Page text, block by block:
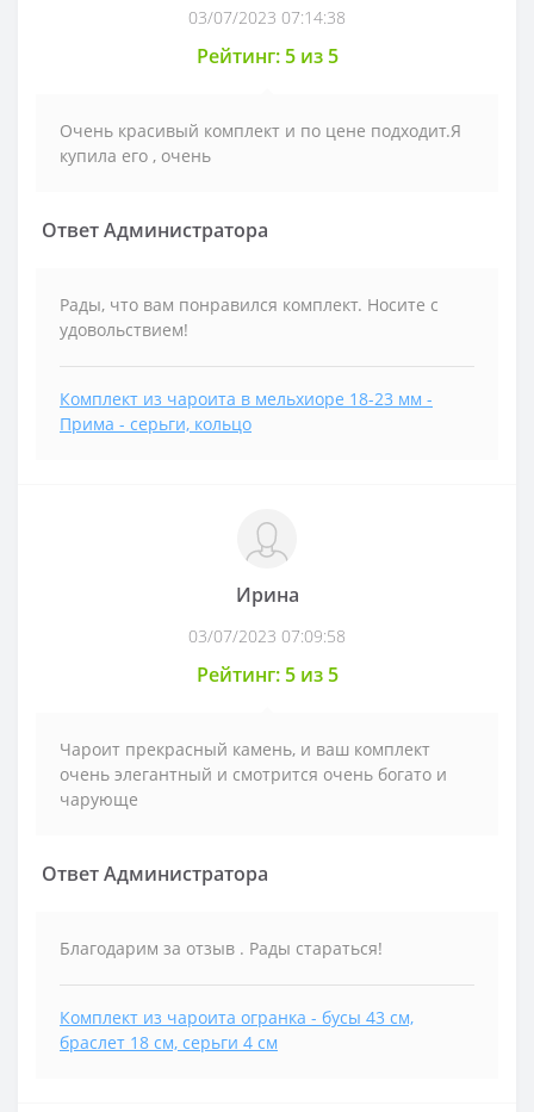
03/07/2023 07:14:38
Рейтинг: 5 из 5
Очень красивый комплект и по цене подходит.Я
купила его , очень
Ответ Администратора
Рады, что вам понравился комплект. Носите с
удовольствием!
Комплект из чароита в мельхиоре 18-23 мм -
Прима - серьги, кольцо
Ирина
03/07/2023 07:09:58
Рейтинг: 5 из 5
Чароит прекрасный камень, и ваш комплект
очень элегантный и смотрится очень богато и
чарующе
Ответ Администратора
Благодарим за отзыв . Рады стараться!
Комплект из чароита огранка - бусы 43 см,
браслет 18 см, серьги 4 см